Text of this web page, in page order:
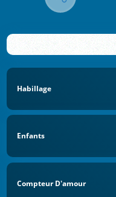
Habillage
Enfants
Compteur D'amour